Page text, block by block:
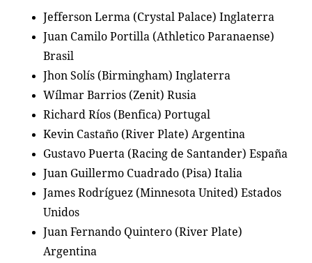
Jefferson Lerma (Crystal Palace) Inglaterra
Juan Camilo Portilla (Athletico Paranaense)
Brasil
Jhon Solís (Birmingham) Inglaterra
Wílmar Barrios (Zenit) Rusia
Richard Ríos (Benfica) Portugal
Kevin Castaño (River Plate) Argentina
Gustavo Puerta (Racing de Santander) España
Juan Guillermo Cuadrado (Pisa) Italia
James Rodríguez (Minnesota United) Estados
Unidos
Juan Fernando Quintero (River Plate)
Argentina